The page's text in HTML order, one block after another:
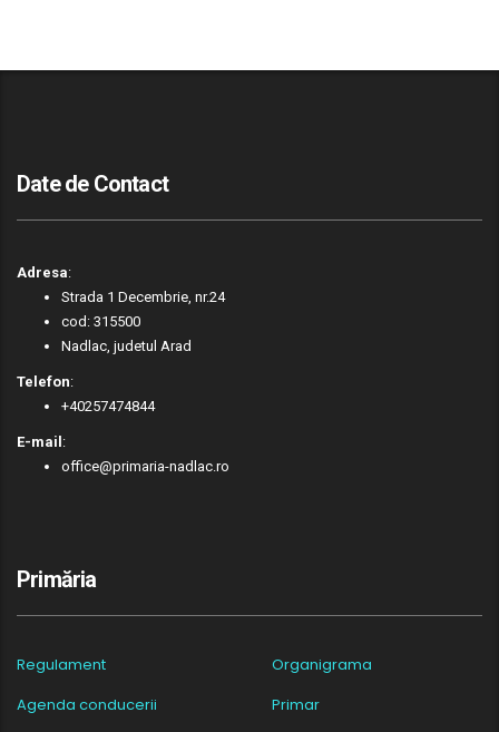
Date de Contact
Adresa:
Strada 1 Decembrie, nr.24
cod: 315500
Nadlac, judetul Arad
Telefon:
+40257474844
E-mail:
office@primaria-nadlac.ro
Primăria
Regulament
Organigrama
Agenda conducerii
Primar